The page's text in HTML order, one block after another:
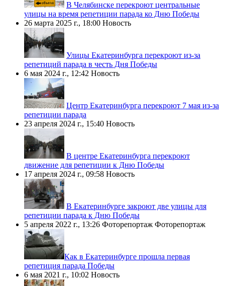
В Челябинске перекроют центральные
улицы на время репетиции парада ко Дню Победы
26 марта 2025 г., 18:00 Новость
Улицы Екатеринбурга перекроют из-за
репетиций парада в честь Дня Победы
6 мая 2024 г., 12:42 Новость
Центр Екатеринбурга перекроют 7 мая из-за
репетиции парада
23 апреля 2024 г., 15:40 Новость
В центре Екатеринбурга перекроют
движение для репетиции к Дню Победы
17 апреля 2024 г., 09:58 Новость
В Екатеринбурге закроют две улицы для
репетиции парада к Дню Победы
5 апреля 2022 г., 13:26 Фоторепортаж Фоторепортаж
​Как в Екатеринбурге прошла первая
репетиция парада Победы
6 мая 2021 г., 10:02 Новость